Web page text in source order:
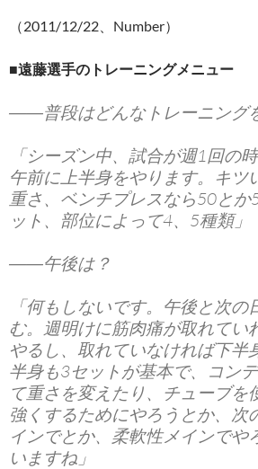
（2011/12/22、Number）
■遠藤選手のトレーニングメニュー
――普段はどんなトレーニング
「シーズン中、試合が週1回の
午前に上半身をやります。キツ
重さ、ベンチプレスなら50とか
ット、部位によって4、5種類」
――午後は？
「何もしないです。午後と次の
む。週明けに筋肉痛が取れてい
やるし、取れていなければ下半
半身も3セットが基本で、コン
て重さを変えたり、チューブを
強くするためにやろうとか、次
インでとか、柔軟性メインでや
いますね」